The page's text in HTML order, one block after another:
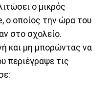
ο μικρός
ο οποίος την ώρα του
στο σχολείο.
και μη μπορώντας να
περιέγραψε τις